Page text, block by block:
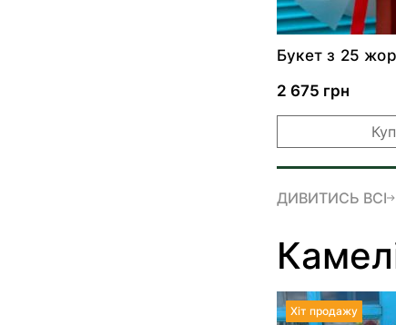
Букет з 25
2 675 грн
ДИВИТИСЬ ВСІ
Хіт продажу